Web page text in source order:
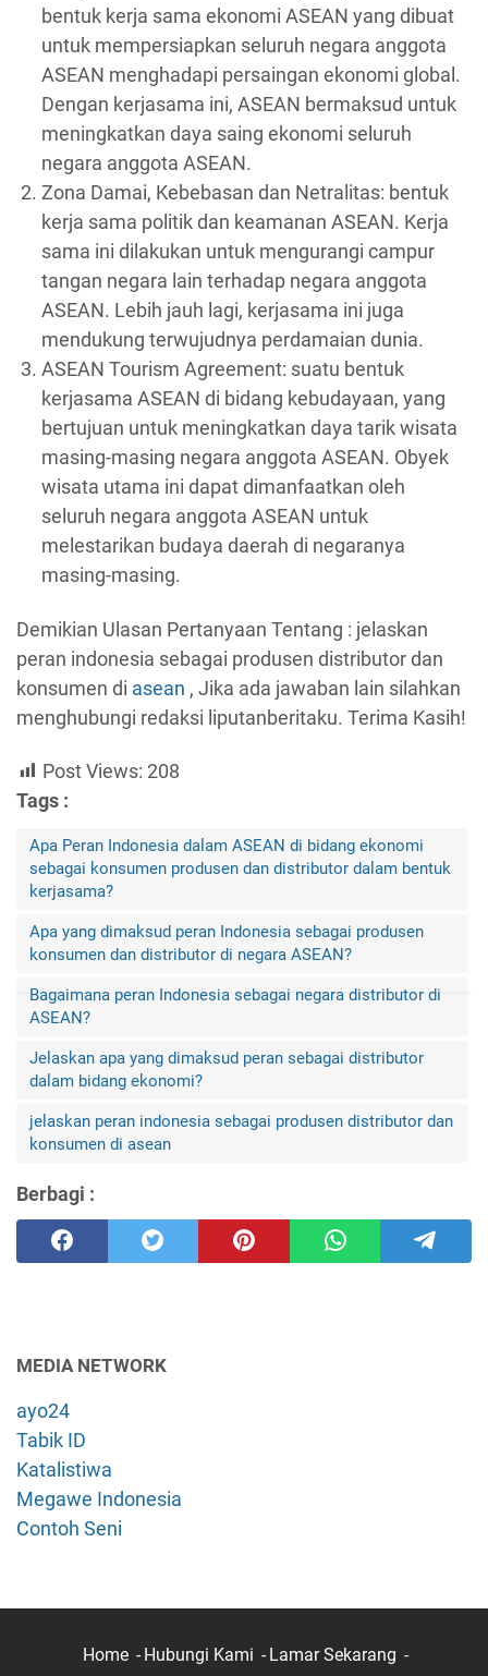
bentuk kerja sama ekonomi ASEAN yang dibuat
untuk mempersiapkan seluruh negara anggota
ASEAN menghadapi persaingan ekonomi global.
Dengan kerjasama ini, ASEAN bermaksud untuk
meningkatkan daya saing ekonomi seluruh
negara anggota ASEAN.
Zona Damai, Kebebasan dan Netralitas: bentuk
kerja sama politik dan keamanan ASEAN. Kerja
sama ini dilakukan untuk mengurangi campur
tangan negara lain terhadap negara anggota
ASEAN. Lebih jauh lagi, kerjasama ini juga
mendukung terwujudnya perdamaian dunia.
ASEAN Tourism Agreement: suatu bentuk
kerjasama ASEAN di bidang kebudayaan, yang
bertujuan untuk meningkatkan daya tarik wisata
masing-masing negara anggota ASEAN. Obyek
wisata utama ini dapat dimanfaatkan oleh
seluruh negara anggota ASEAN untuk
melestarikan budaya daerah di negaranya
masing-masing.
Demikian Ulasan Pertanyaan Tentang : jelaskan
peran indonesia sebagai produsen distributor dan
konsumen di asean , Jika ada jawaban lain silahkan
menghubungi redaksi liputanberitaku. Terima Kasih!
Post Views: 208
Tags :
Apa Peran Indonesia dalam ASEAN di bidang ekonomi
sebagai konsumen produsen dan distributor dalam bentuk
kerjasama?
Apa yang dimaksud peran Indonesia sebagai produsen
konsumen dan distributor di negara ASEAN?
Bagaimana peran Indonesia sebagai negara distributor di
ASEAN?
Jelaskan apa yang dimaksud peran sebagai distributor
dalam bidang ekonomi?
jelaskan peran indonesia sebagai produsen distributor dan
konsumen di asean
Berbagi :
MEDIA NETWORK
ayo24
Tabik ID
Katalistiwa
Megawe Indonesia
Contoh Seni
Home Hubungi Kami Lamar Sekarang